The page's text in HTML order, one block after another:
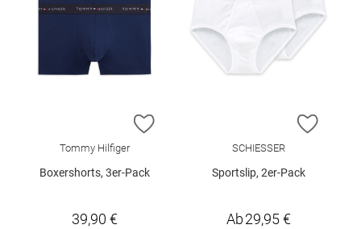
ZUR WUNSCHLISTE HINZUFÜGEN
Tommy Hilfiger
Boxershorts, 3er-Pack
39,90 €
ZUR
SCHIESSER
Sportslip, 2er-Pack
Ab29,95 €